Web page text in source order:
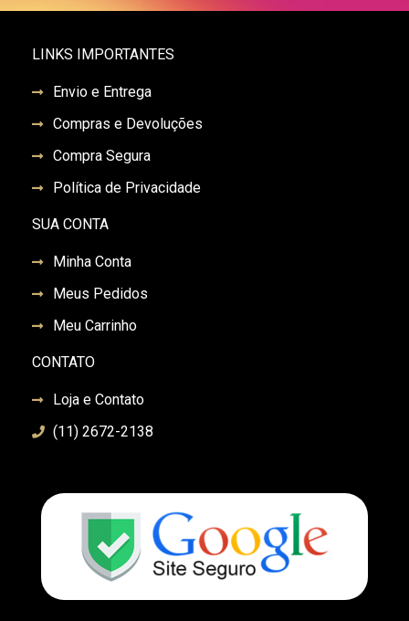
LINKS IMPORTANTES
Envio e Entrega
Compras e Devoluções
Compra Segura
Política de Privacidade
SUA CONTA
Minha Conta
Meus Pedidos
Meu Carrinho
CONTATO
Loja e Contato
(11) 2672-2138